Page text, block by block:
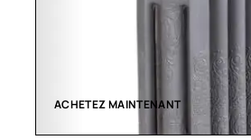
ACHETEZ MAINTENANT